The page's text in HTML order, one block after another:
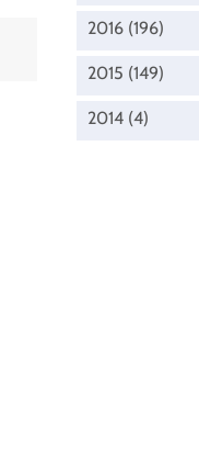
2016 (196)
2015 (149)
2014 (4)